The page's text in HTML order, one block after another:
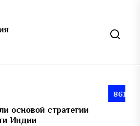
861
основой стратегии
Индии